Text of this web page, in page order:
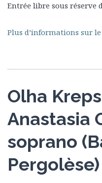
Entrée libre sous réserve
Plus d’informations sur
Olha
Anastasia
soprano
Pergolèse)